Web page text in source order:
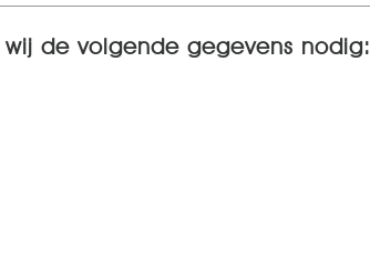
de volgende gegevens nodig: